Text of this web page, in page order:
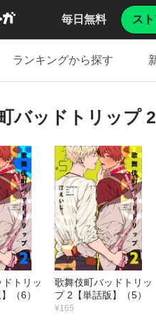
毎日無料 ス
ランキングから探す
バッドトリップ 2
トリッ
（6）
歌舞伎町バッドトリッ
プ 2【単話版】（5）
¥165